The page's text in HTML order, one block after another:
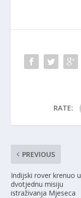
RATE:
PREVIOUS
Indijski rover krenuo u
dvotjednu misiju
istraživanja Mjeseca